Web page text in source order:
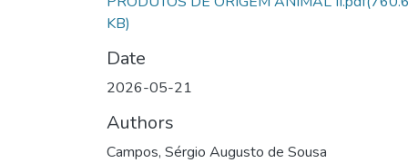
KB)
Date
2026-05-21
Authors
Campos, Sérgio Augusto de Sousa